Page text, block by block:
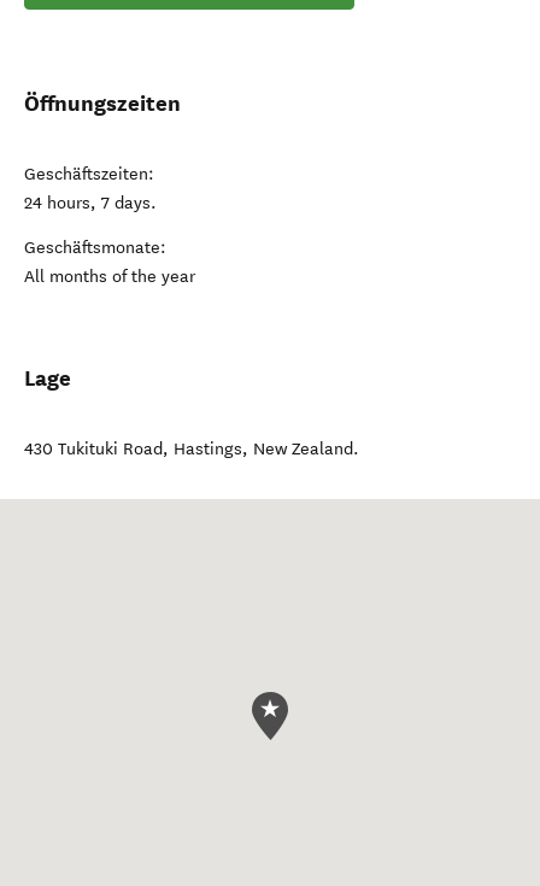
Öffnungszeiten
Geschäftszeiten:
24 hours, 7 days.
Geschäftsmonate:
All months of the year
Lage
430 Tukituki Road, Hastings, New Zealand.